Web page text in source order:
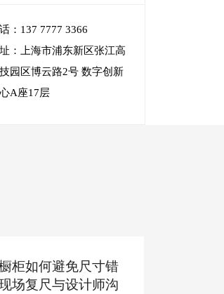
：137 7777 3366
：上海市浦东新区张江高
园区博云路2号 数字创新
A座17层
柜如何避免尺寸错
场复尺与设计师沟